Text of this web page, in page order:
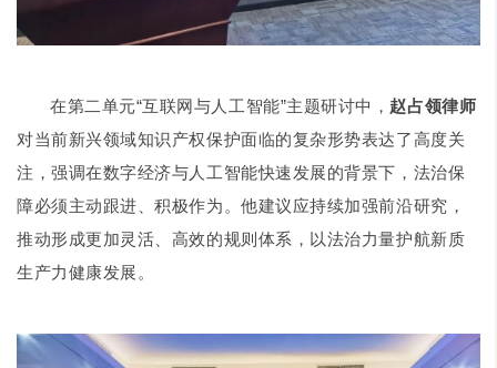
在第二单元“互联网与人工智能”主题研讨中， 赵占领律师
对当前新兴领域知识产权保护面临的复杂形势表达了高度关
注，强调在数字经济与人工智能快速发展的背景下，法治保
障必须主动跟进、积极作为。他建议应持续加强前沿研究，
推动形成更加灵活、高效的规则体系，以法治力量护航新质
生产力健康发展。